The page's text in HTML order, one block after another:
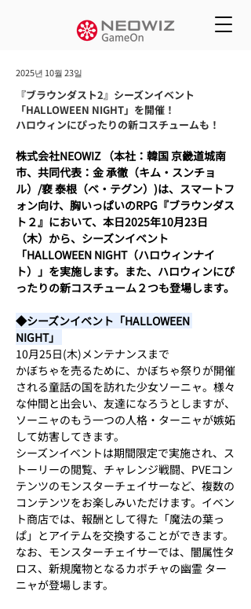
2025년 10월 23일
『ブラウンダスト2』シーズンイベント
「HALLOWEEN NIGHT」を開催！
ハロウィンにぴったりの新コスチュームも！
株式会社NEOWIZ （本社：韓国 京畿道城南
市、共同代表：金 承徹（キム・スンチョ
ル）/裵 泰根（ベ・テグン）)は、スマートフ
ォン向け、胸いっぱいのRPG『ブラウンダス
ト２』において、本日2025年10月23日
（木）から、シーズンイベント
「HALLOWEEN NIGHT（ハロウィンナイ
ト）」を実施します。また、ハロウィンにぴ
ったりの新コスチューム２つも登場します。
◆シーズンイベント「HALLOWEEN
NIGHT」
10月25日(木)メンテナンスまで
かぼちゃを売るために、かぼちゃ祭りが開催
される童話の国を訪れた少女ソーニャ。様々
な仲間と出会い、友達になろうとしますが、
ソーニャのもう一つの人格・ターニャが嫉妬
して妨害してきます。
シーズンイベントは期間限定で実施され、ス
トーリーの閲覧、チャレンジ戦闘、PVEコン
テンツのモンスターチェイサーなど、複数の
コンテンツをお楽しみいただけます。イベン
ト商店では、報酬として得た「魔法の葉っ
ぱ」とアイテムを交換することができます。
なお、モンスターチェイサーでは、闇属性タ
ロス、新規魔物となるカボチャの幽霊 ター
ニャが登場します。